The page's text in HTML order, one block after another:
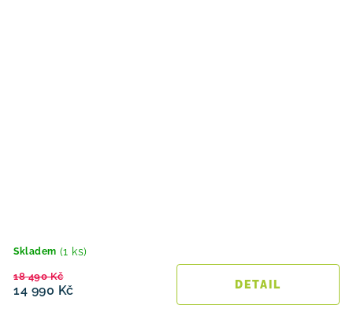
Skladem (1 ks)
14 990 Kč
18 490 Kč